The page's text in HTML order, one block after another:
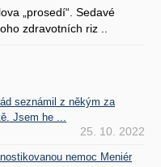
„prosedí“. Sedavé
zdravotních riz ..
seznámil z někým za
Jsem he ...
25. 10. 2022
nemoc Meniér